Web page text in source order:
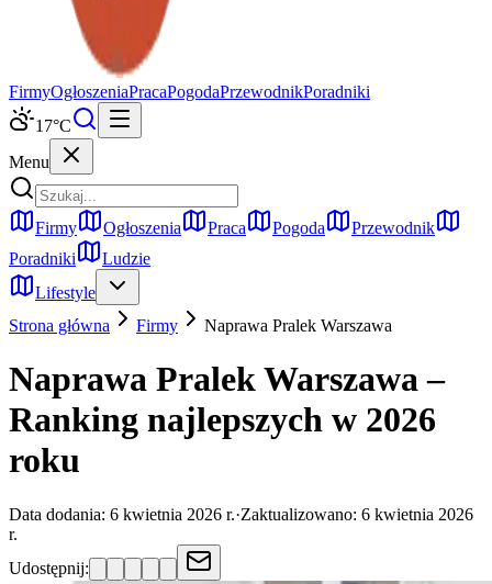
FirmyOgłoszeniaPracaPogodaPrzewodnikPoradniki
17°C
Menu
Firmy Ogłoszenia Praca Pogoda
Przewodnik
Poradniki
Ludzie
Lifestyle
Strona główna
Firmy Naprawa Pralek Warszawa
Naprawa Pralek Warszawa –
Ranking najlepszych w 2026
roku
Data dodania: 6 kwietnia 2026 r.·Zaktualizowano: 6 kwietnia 2026
r.
Udostępnij: